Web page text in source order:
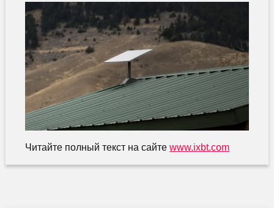
Читайте полный текст на сайте www.ixbt.com